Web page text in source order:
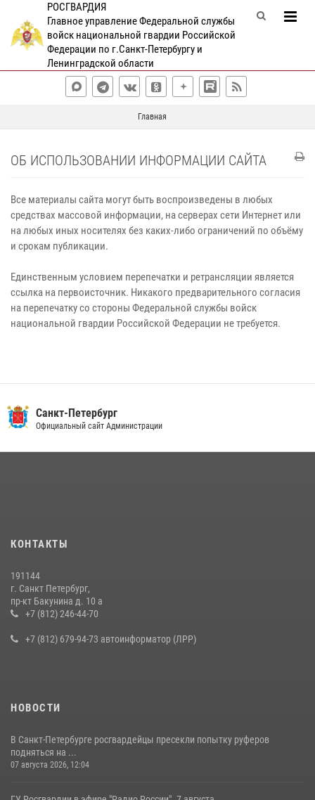
РОСГВАРДИЯ
Главное управление Федеральной службы
войск национальной гвардии Российской
Федерации по г.Санкт-Петербургу и
Ленинградской области
Главная
ОБ ИСПОЛЬЗОВАНИИ ИНФОРМАЦИИ САЙТА
Все материалы сайта могут быть воспроизведены в любых
средствах массовой информации, на серверах сети Интернет или
на любых иных носителях без каких‑либо ограничений по объёму
и срокам публикации.
Единственным условием перепечатки и ретрансляции является
ссылка на первоисточник. Никакого предварительного согласия
на перепечатку со стороны Федеральной службы войск
национальной гвардии Российской Федерации не требуется.
Санкт-Петербург
Официальный сайт Администрации
КОНТАКТЫ
191144
г. Санкт Петербург,
пр-кт Бакунина д. 10 а
+7 (812) 246-44-70
+7 (812) 679-94-73 автоинформатор (ЛРР)
НОВОСТИ
В Санкт-Петербурге росгвардейцы пресекли попытку руферов
подняться на ...
07 августа 2026, 12:04